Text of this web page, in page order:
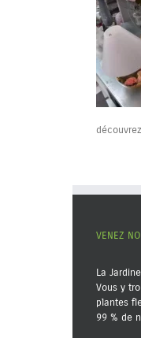
VENEZ
La
Vous y
plantes
99 % de